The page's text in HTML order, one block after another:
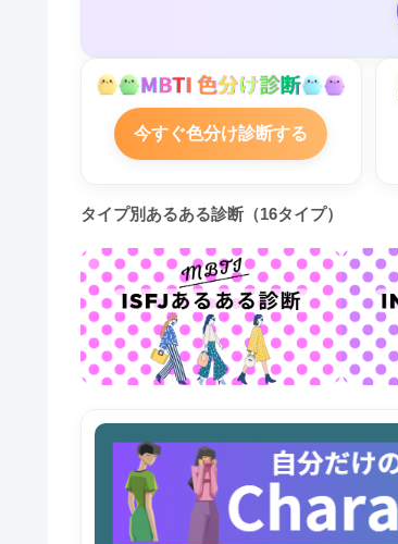
今すぐ色分け診断する
タイプ別あるある診断（16タイプ）